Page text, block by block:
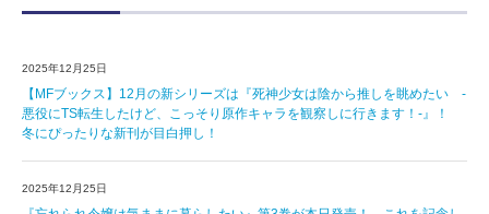
2025年12月25日
【MFブックス】12月の新シリーズは『死神少女は陰から推しを眺めたい -
悪役にTS転生したけど、こっそり原作キャラを観察しに行きます！-』！
冬にぴったりな新刊が目白押し！
2025年12月25日